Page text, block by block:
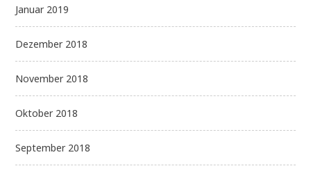
Januar 2019
Dezember 2018
November 2018
Oktober 2018
September 2018